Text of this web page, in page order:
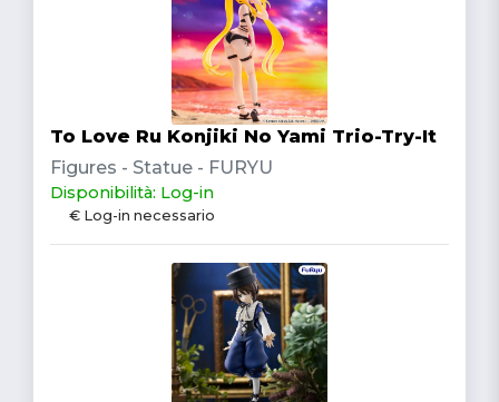
To Love Ru Konjiki No Yami Trio-Try-It
Figures - Statue - FURYU
Disponibilità: Log-in
€ Log-in necessario